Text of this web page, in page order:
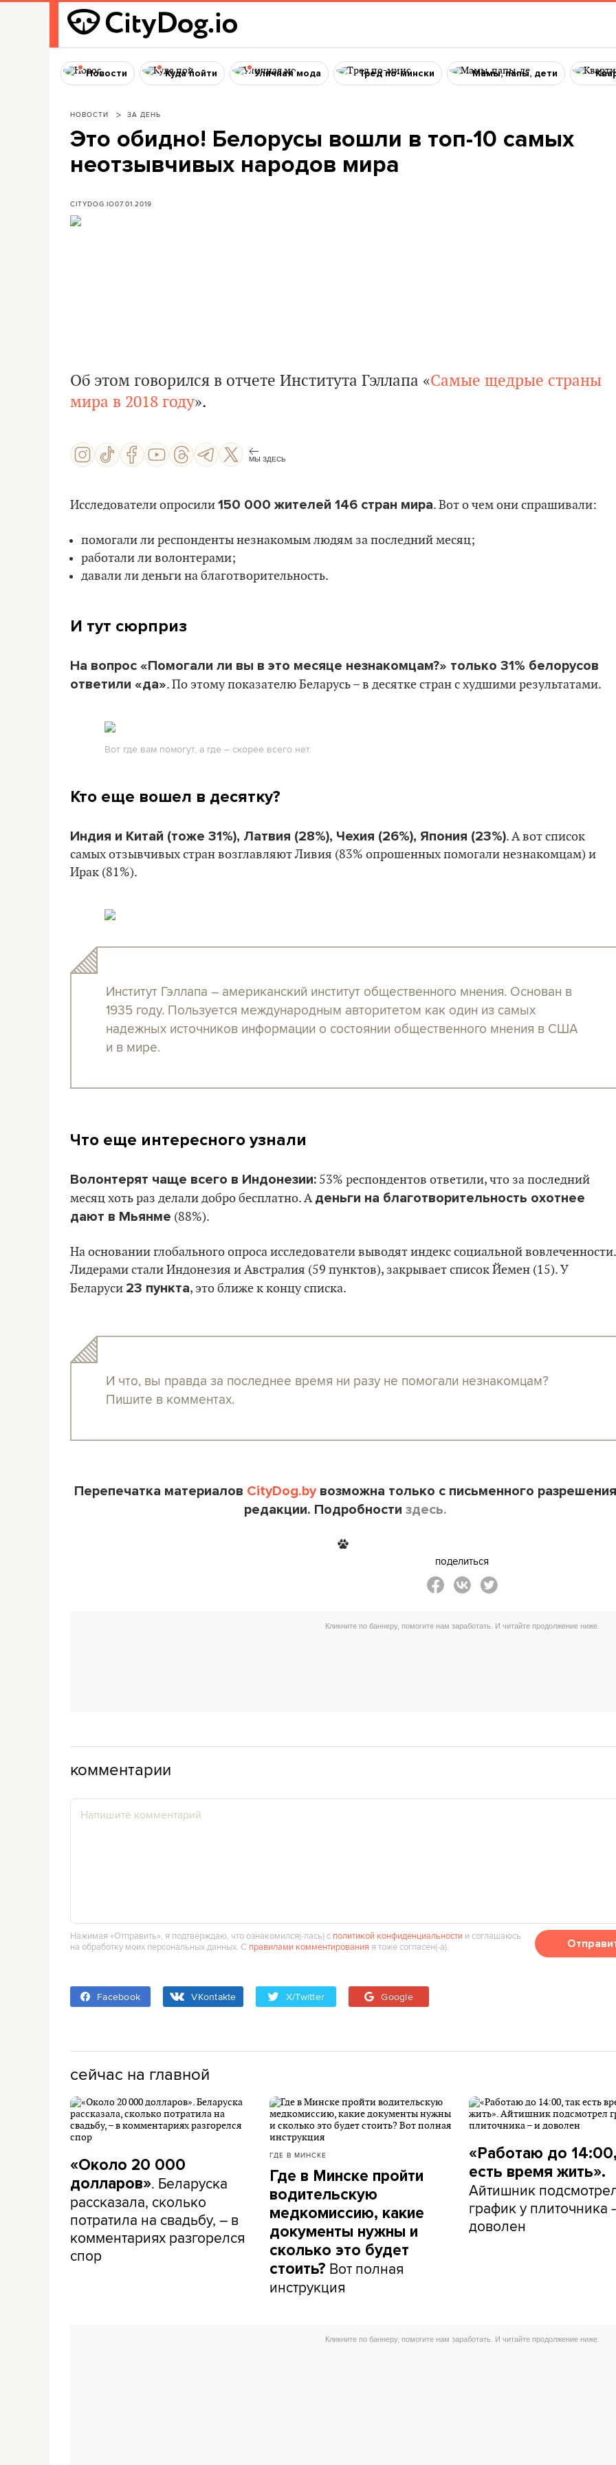
Новости Куда пойти Уличная мода Тред по-мински Мамы, папы, дети
НОВОСТИ ЗА ДЕНЬ
Это обидно! Белорусы вошли в топ-10 самых
неотзывчивых народов мира
CITYDOG.IO07.01.2019
Об этом говорился в отчете Института Гэллапа «Самые щедрые страны
мира в 2018 году».
МЫ ЗДЕСЬ
Исследователи опросили150 000 жителей 146 стран мира. Вот о чем они спрашивали:
помогали ли респонденты незнакомым людям за последний месяц;
работали ли волонтерами;
давали ли деньги на благотворительность.
И тут сюрприз
На вопрос «Помогали ли вы в это месяце незнакомцам?» только 31% белорусов
ответили «да». По этому показателю Беларусь – в десятке стран с худшими результатами.
Вот где вам помогут, а где – скорее всего нет.
Кто еще вошел в десятку?
Индия и Китай (тоже 31%), Латвия (28%), Чехия (26%), Япония (23%). А вот список
самых отзывчивых стран возглавляют Ливия (83% опрошенных помогали незнакомцам) и
Ирак (81%).
Институт Гэллапа – американский институт общественного мнения. Основан в
1935 году. Пользуется международным авторитетом как один из самых
надежных источников информации о состоянии общественного мнения в США
и в мире.
Что еще интересного узнали
Волонтерят чаще всего в Индонезии: 53% респондентов ответили, что за последний
месяц хоть раз делали добро бесплатно. Аденьги на благотворительность охотнее
дают в Мьянме (88%).
На основании глобального опроса исследователи выводят индекс социальной вовлеченности.
Лидерами стали Индонезия и Австралия (59 пунктов), закрывает список Йемен (15). У
Беларуси 23 пункта, это ближе к концу списка.
И что, вы правда за последнее время ни разу не помогали незнакомцам?
Пишите в комментах.
Перепечатка материалов CityDog.byвозможна только с письменного разрешения
редакции. Подробности здесь.
поделиться
комментарии
Нажимая «Отправить», я подтверждаю, что ознакомился(‑лась) с политикой конфиденциальности и соглашаюсь
на обработку моих персональных данных. С правилами комментирования я тоже согласен(‑а).
Facebook VKontakte X/Twitter Google
сейчас на главной
«Около 20 000
долларов». Беларуска
рассказала, сколько
потратила на свадьбу, – в
комментариях разгорелся
спор
ГДЕ В МИНСКЕ
Где в Минске пройти
водительскую
медкомиссию, какие
документы нужны и
сколько это будет
стоить? Вот полная
инструкция
«Работаю до
есть время жить».
Айтишник
график у плиточника
доволен